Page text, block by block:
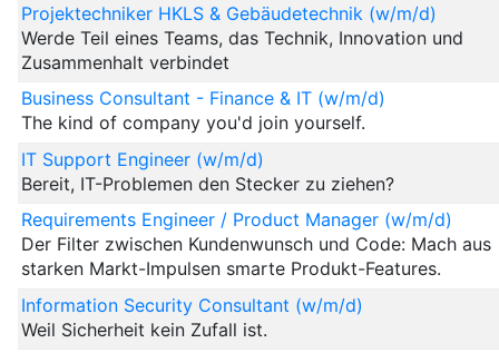
Projektechniker HKLS & Gebäudetechnik (w/m/d)
Werde Teil eines Teams, das Technik, Innovation und
Zusammenhalt verbindet
Business Consultant - Finance & IT (w/m/d)
The kind of company you'd join yourself.
IT Support Engineer (w/m/d)
Bereit, IT-Problemen den Stecker zu ziehen?
Requirements Engineer / Product Manager (w/m/d)
Der Filter zwischen Kundenwunsch und Code: Mach aus
starken Markt-Impulsen smarte Produkt-Features.
Information Security Consultant (w/m/d)
Weil Sicherheit kein Zufall ist.